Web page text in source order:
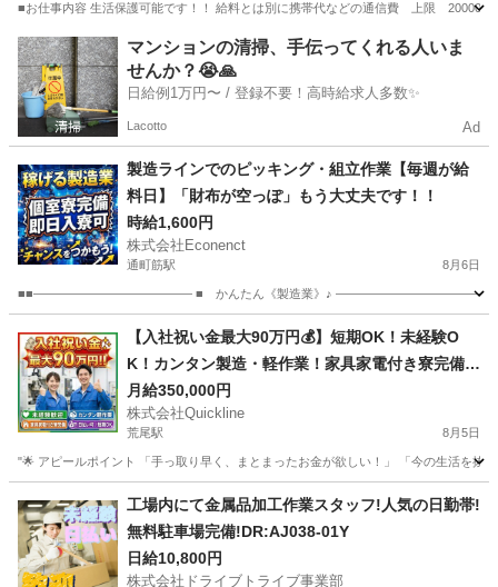
■お仕事内容 生活保護可能です！！ 給料とは別に携帯代などの通信費 上限 20000
熊本 熊本市 清掃 生活保護
マンションの清掃、手伝ってくれる人いま
せんか？😭🙏
日給例1万円〜 / 登録不要！高時給求人多数✨
Lacotto Ad
製造ラインでのピッキング・組立作業【毎週が給
料日】「財布が空っぽ」もう大丈夫です！！
時給1,600円
株式会社Econenct
通町筋駅 8月6日
■■――――――――――――― ■ かんたん《製造業》♪ ――――――――――――――― 製造ライ
通町筋駅 工場 ライン
【入社祝い金最大90万円💰】短期OK！未経験O
K！カンタン製造・軽作業！家具家電付き寮完備
🏠
月給350,000円
株式会社Quickline
荒尾駅 8月5日
"🌟 アピールポイント 「手っ取り早く、まとまったお金が欲しい！」 「今の生活を抜
荒尾駅 工場 時給
工場内にて金属品加工作業スタッフ!人気の日勤帯!
無料駐車場完備!DR:AJ038-01Y
日給10,800円
株式会社ドライブトライブ事業部